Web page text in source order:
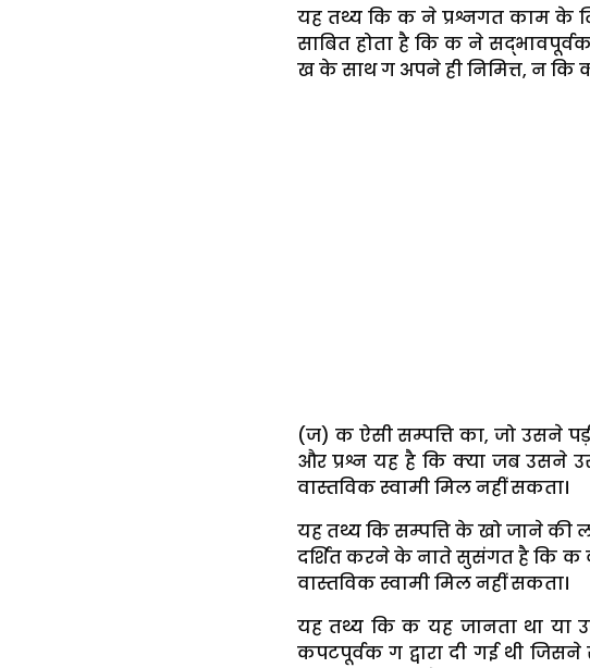
यह तथ्य कि क ने प्रश्नगत काम के
साबित होता है कि क ने
ख के साथ ग अपने ही निमित्त, न कि
(ज) क ऐसी सम्पत्ति का, जो उसने
और प्रश्न यह है कि क्या जब उसने
वास्तविक स्वामी मिल नहीं सकता।
यह तथ्य कि सम्पत्ति के खो जाने की
दर्शित करने के नाते सुसंगत है कि क
वास्तविक स्वामी मिल नहीं सकता।
यह तथ्य कि क यह जानता था या
कपटपूर्वक ग द्वारा दी गई थी